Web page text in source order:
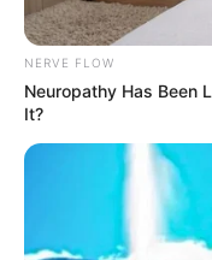
NERVE FLOW
Neuropathy Has Been
It?